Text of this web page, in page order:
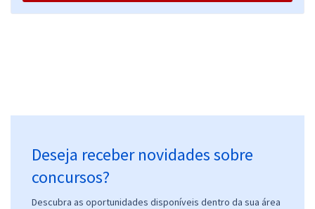
Deseja receber novidades sobre
concursos?
Descubra as oportunidades disponíveis dentro da sua área